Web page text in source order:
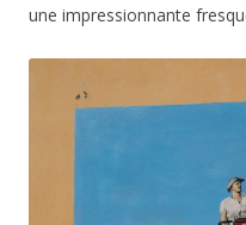
une impressionnante